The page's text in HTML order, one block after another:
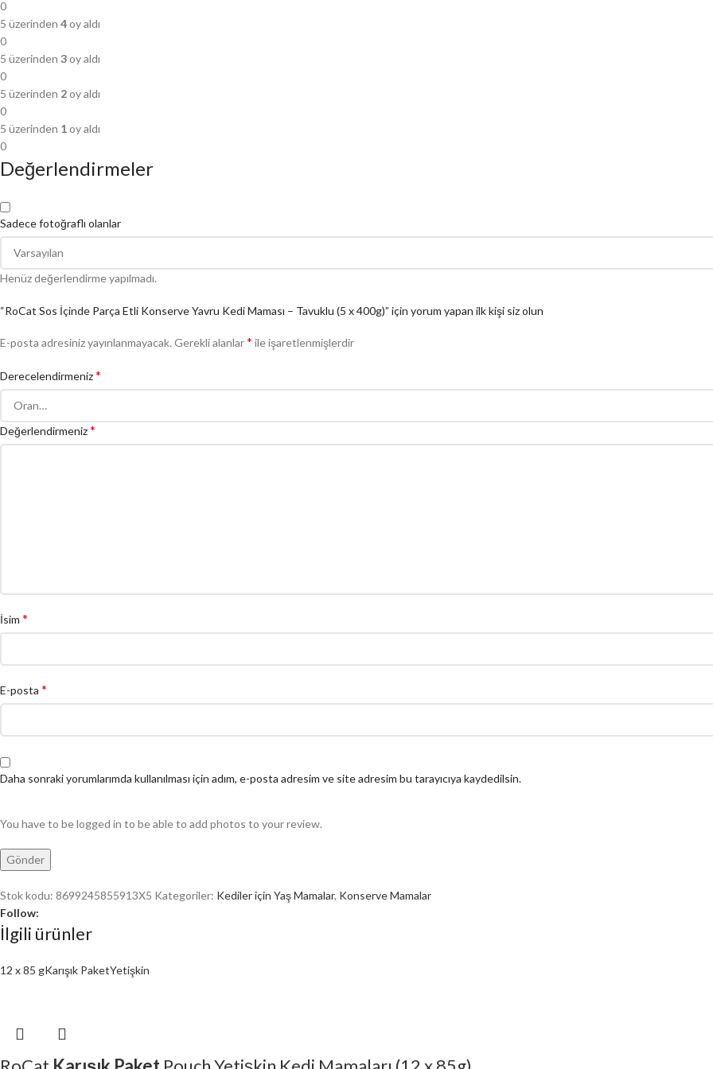
0
5 üzerinden 4oy aldı
0
5 üzerinden 3oy aldı
0
5 üzerinden 2oy aldı
0
5 üzerinden 1oy aldı
0
Değerlendirmeler
Sadece fotoğraflı olanlar
Henüz değerlendirme yapılmadı.
“RoCat Sos İçinde Parça Etli Konserve Yavru Kedi Maması – Tavuklu (5 x 400g)” için yorum yapan ilk kişi siz olun
E-posta adresiniz yayınlanmayacak. Gerekli alanlar* ile işaretlenmişlerdir
Derecelendirmeniz*
Değerlendirmeniz*
İsim *
E-posta *
Daha sonraki yorumlarımda kullanılması için adım, e-posta adresim ve site adresim bu tarayıcıya kaydedilsin.
You have to be logged in to be able to add photos to your review.
Stok kodu: 8699245855913X5 Kategoriler: Kediler için Yaş Mamalar, Konserve Mamalar
Follow:
İlgili ürünler
12 x 85 gKarışık PaketYetişkin